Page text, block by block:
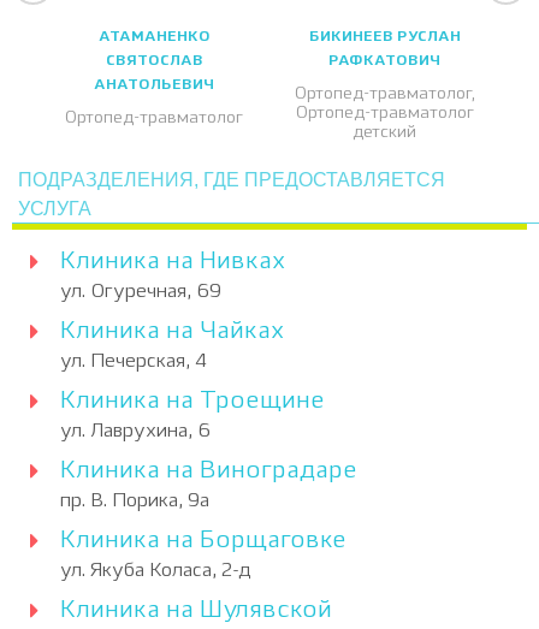
АТАМАНЕНКО
СВЯТОСЛАВ
АНАТОЛЬЕВИЧ
Ортопед-травматолог
БИКИНЕЕВ РУСЛАН
РАФКАТОВИЧ
Ортопед-травматолог,
Ортопед-травматолог
детский
ПОДРАЗДЕЛЕНИЯ, ГДЕ ПРЕДОСТАВЛЯЕТСЯ
УСЛУГА
Клиника на Нивках
ул. Огуречная, 69
Клиника на Чайках
ул. Печерская, 4
Клиника на Троещине
ул. Лаврухина, 6
Клиника на Виноградаре
пр. В. Порика, 9а
Клиника на Борщаговке
ул. Якуба Коласа, 2-д
Клиника на Шулявской